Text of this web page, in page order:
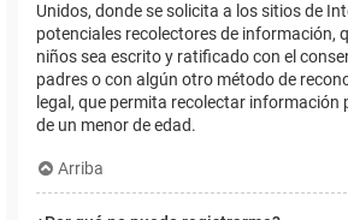
Unidos, donde se solicita a los sitios de
potenciales recolectores de información,
niños sea escrito y ratificado con el
padres o con algún otro método de
legal, que permita recolectar información
de un menor de edad.
Arriba